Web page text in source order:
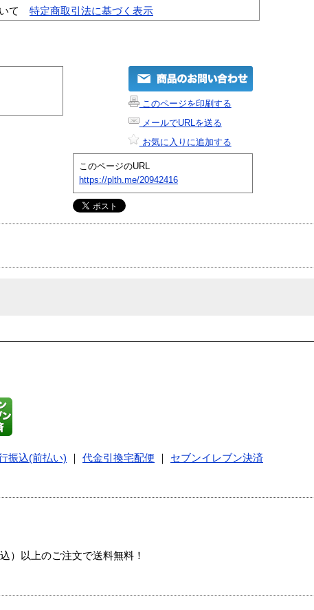
て
特定商取引法に基づく表示
このページを印刷する
メールでURLを送る
お気に入りに追加する
このページのURL
https://plth.me/20942416
振込(前払い) 代金引換宅配便
セブンイレブン決済
）以上のご注文で送料無料！